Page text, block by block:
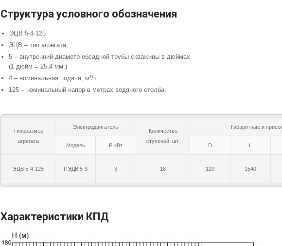
Структура условного обозначения
ЭЦВ 5-4-125
ЭЦВ – тип агрегата;
5 – внутренний диаметр обсадной трубы скважины в дюймах
(1 дюйм = 25,4 мм.)
4 – номинальная подача, м³/ч.
125 – номинальный напор в метрах водяного столба.
Типоразмер
агрегата
Электродвигатель
Количество
ступеней, шт.
Габаритные и
Модель Р, кВт D L
ЭЦВ 5-4-125 ПЭДВ 5-3 3 18 120 1540
Характеристики КПД